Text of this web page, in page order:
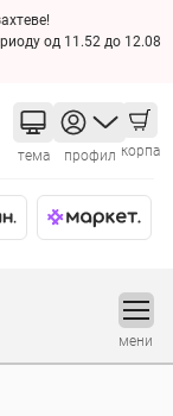
од 11.52 до 12.08
тема профил корпа
мени